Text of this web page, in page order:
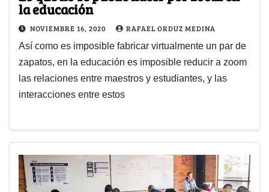
la educación
NOVIEMBRE 16, 2020 RAFAEL ORDUZ MEDINA
Así como es imposible fabricar virtualmente un par de
zapatos, en la educación es imposible reducir a zoom
las relaciones entre maestros y estudiantes, y las
interacciones entre estos